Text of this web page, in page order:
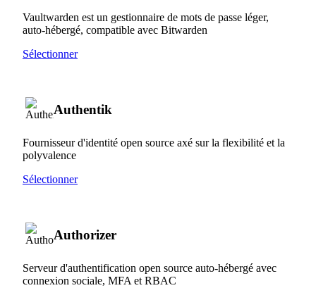
Vaultwarden est un gestionnaire de mots de passe léger,
auto-hébergé, compatible avec Bitwarden
Sélectionner
Authentik
Fournisseur d'identité open source axé sur la flexibilité et la
polyvalence
Sélectionner
Authorizer
Serveur d'authentification open source auto-hébergé avec
connexion sociale, MFA et RBAC